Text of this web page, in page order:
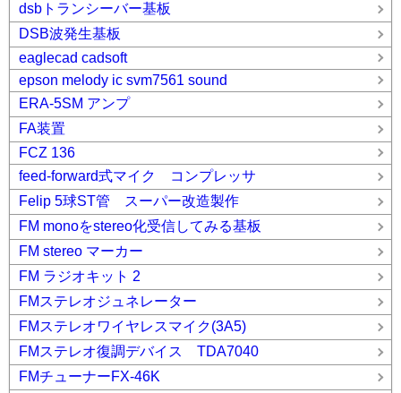
dsbトランシーバー基板
DSB波発生基板
eaglecad cadsoft
epson melody ic svm7561 sound
ERA-5SM アンプ
FA装置
FCZ 136
feed-forward式マイク コンプレッサ
Felip 5球ST管 スーパー改造製作
FM monoをstereo化受信してみる基板
FM stereo マーカー
FM ラジオキット 2
FMステレオジュネレーター
FMステレオワイヤレスマイク(3A5)
FMステレオ復調デバイス TDA7040
FMチューナーFX-46K